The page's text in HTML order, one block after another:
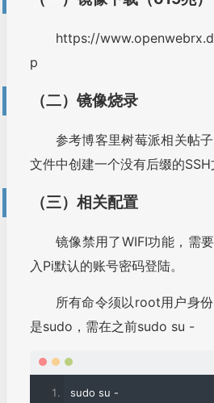
https://
p
（二）镜像烧录
参考博客里树莓派相关帖
文件中创建一个没有后缀的SSH
（三）相关配置
镜像禁用了WIFI功能，需
入Pi默认的账号密码登陆。
所有命令须以root用户身
是sudo，需在之前sudo su -
sudo su -